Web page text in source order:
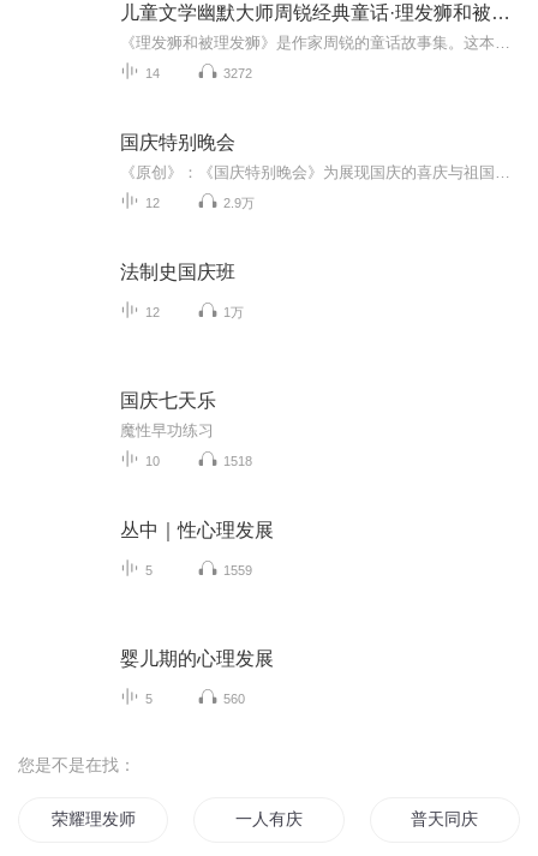
儿童文学幽默大师周锐经典童话·理发狮和被理发狮
14 3272
国庆特别晚会
12 2.9万
法制史国庆班
12 1万
国庆七天乐
魔性早功练习
10 1518
丛中｜性心理发展
5 1559
婴儿期的心理发展
5 560
您是不是在找：
荣耀理发师 一人有庆 普天同庆